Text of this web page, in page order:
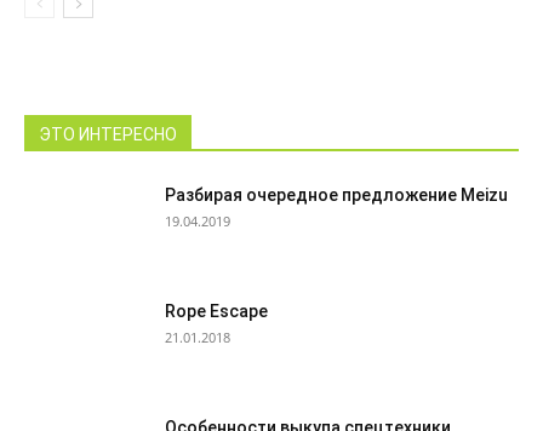
ЭТО ИНТЕРЕСНО
Разбирая очередное предложение Meizu
19.04.2019
Rope Escape
21.01.2018